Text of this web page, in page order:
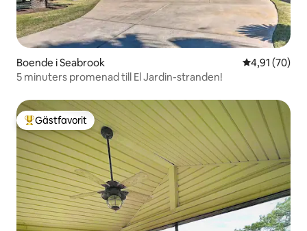
Boende i Seabrook 4,91 av 5 i
4,91 (70)
5 minuters promenad till El Jardin-stranden!
Populär gästfavorit
Gästfavorit